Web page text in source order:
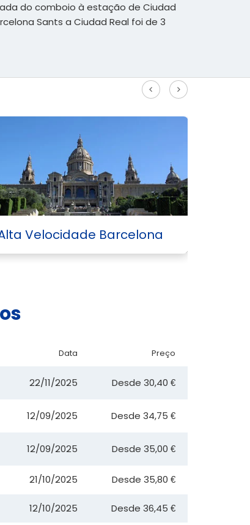
do comboio à estação de Ciudad
Sants a Ciudad Real foi de 3
Velocidade Barcelona
Data Preço
22/11/2025 Desde 30,40 €
12/09/2025 Desde 34,75 €
12/09/2025 Desde 35,00 €
21/10/2025 Desde 35,80 €
12/10/2025 Desde 36,45 €